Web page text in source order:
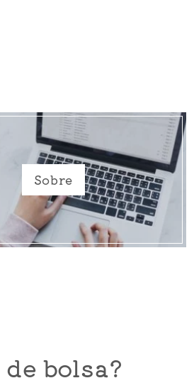
Sobre
bolsa?